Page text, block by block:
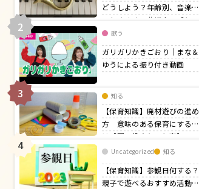
どうしよう？年齢別、音楽会
でおすすめの曲紹介！【行
事】
2 歌う
ガリガリかきごおり｜まな＆
ゆうによる振り付き動画
3 知る
【保育知識】廃材遊びの進め
方 意味のある保育にするに
は【園の役立ち・行事】
4 Uncategorized 知る
【保育知識】参観日何する？
親子で遊べるおすすめ活動！